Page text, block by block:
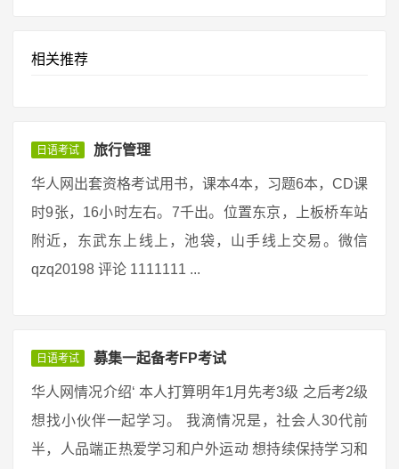
相关推荐
日语考试 旅行管理
华人网出套资格考试用书，课本4本，习题6本，CD课
时9张，16小时左右。7千出。位置东京，上板桥车站
附近，东武东上线上，池袋，山手线上交易。微信
qzq20198 评论 1111111 ...
日语考试 募集一起备考FP考试
华人网情况介绍‘ 本人打算明年1月先考3级 之后考2级
想找小伙伴一起学习。 我滴情况是，社会人30代前
半，人品端正热爱学习和户外运动 想持续保持学习和